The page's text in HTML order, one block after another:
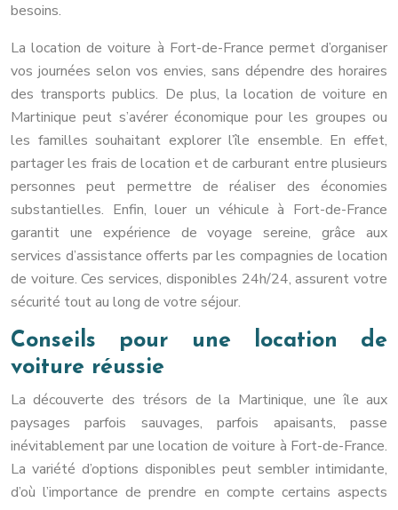
besoins.
La location de voiture à Fort-de-France permet d’organiser
vos journées selon vos envies, sans dépendre des horaires
des transports publics. De plus, la location de voiture en
Martinique peut s’avérer économique pour les groupes ou
les familles souhaitant explorer l’île ensemble. En effet,
partager les frais de location et de carburant entre plusieurs
personnes peut permettre de réaliser des économies
substantielles. Enfin, louer un véhicule à Fort-de-France
garantit une expérience de voyage sereine, grâce aux
services d’assistance offerts par les compagnies de location
de voiture. Ces services, disponibles 24h/24, assurent votre
sécurité tout au long de votre séjour.
Conseils pour une location de
voiture réussie
La découverte des trésors de la Martinique, une île aux
paysages parfois sauvages, parfois apaisants, passe
inévitablement par une location de voiture à Fort-de-France.
La variété d’options disponibles peut sembler intimidante,
d’où l’importance de prendre en compte certains aspects